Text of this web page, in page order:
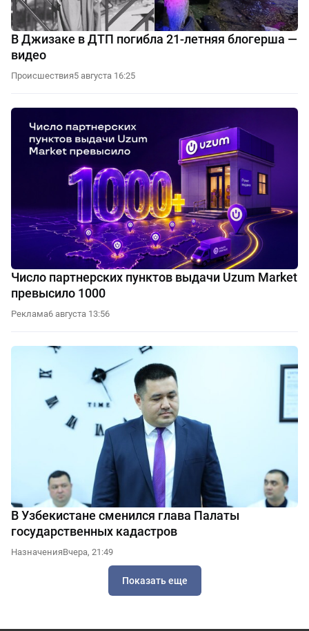
В Джизаке в ДТП погибла 21-летняя блогерша —
видео
Происшествия5 августа 16:25
Число партнерских пунктов выдачи Uzum Market
превысило 1000
Реклама6 августа 13:56
В Узбекистане сменился глава Палаты
государственных кадастров
НазначенияВчера, 21:49
Показать еще